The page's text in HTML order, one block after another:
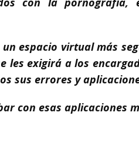
espacio virtual más
exigirá a los
sus errores y
con esas aplicaciones